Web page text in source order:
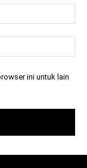
ini untuk lain